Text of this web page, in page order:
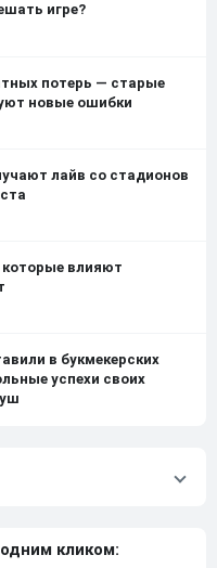
игре?
потерь — старые
новые ошибки
лайв со стадионов
которые влияют
в букмекерских
успехи своих
кликом: